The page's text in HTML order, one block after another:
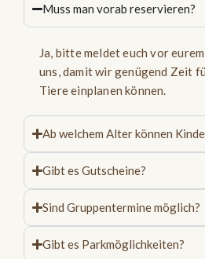
Muss man vorab reservieren?
Ja, bitte meldet euch vor
uns, damit wir genügend Zeit
Tiere einplanen können.
Ab welchem Alter können
Gibt es Gutscheine?
Sind Gruppentermine möglich?
Gibt es Parkmöglichkeiten?